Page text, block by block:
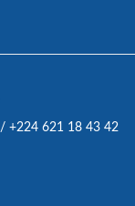
/ +224 621 18 43 42